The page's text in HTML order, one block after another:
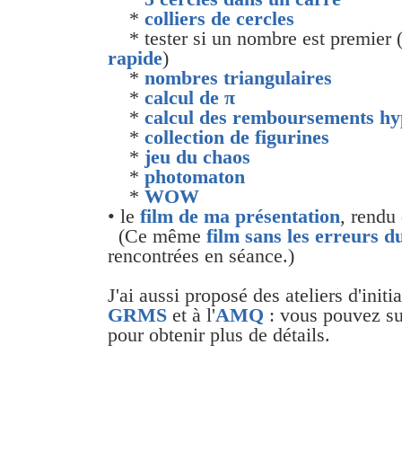
* colliers de cercles
* tester si un nombre est premier (
rapide)
* nombres triangulaires
* calcul de π
* calcul des remboursements
* collection de figurines
* jeu du chaos
* photomaton
* WOW
• le film de ma présentation,
(Ce même film sans les erreurs
rencontrées en séance.)
J'ai aussi proposé des ateliers
GRMS et à l'AMQ : vous pouvez
pour obtenir plus de détails.